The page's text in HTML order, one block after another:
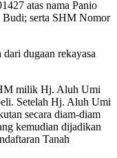
atas nama Panio
Budi; serta SHM Nomor
dugaan rekayasa
milik Hj. Aluh Umi
Setelah Hj. Aluh Umi
secara diam-diam
kemudian dijadikan
Tanah